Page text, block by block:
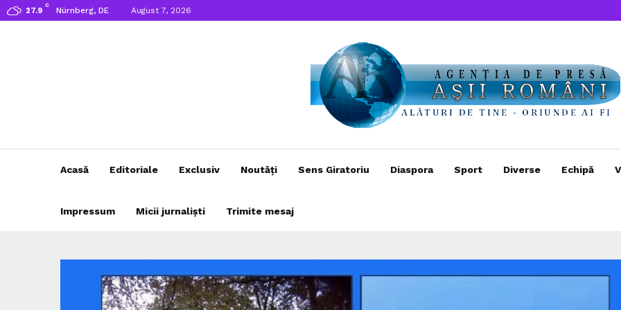
27.9
C
Nürnberg, DE August 7, 2026
Acasă Editoriale Exclusiv Noutăți Sens Giratoriu Diaspora Sport Diverse Echipă
Impressum Micii jurnaliști Trimite mesaj